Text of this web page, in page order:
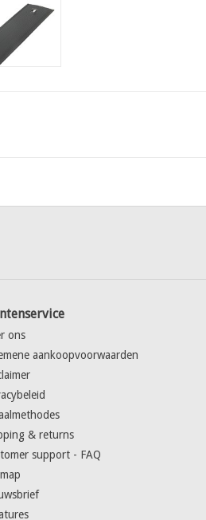
ons
aankoopvoorwaarden
& returns
support - FAQ